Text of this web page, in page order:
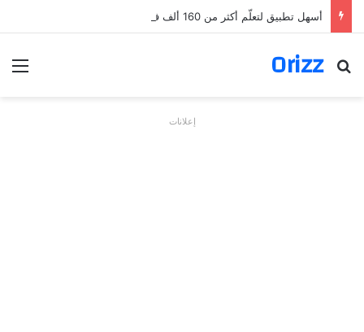
أسهل تطبيق لتعلّم أكثر من 160 ألف فعل بالألمانية
Orizz
بحث عن
إعلانات